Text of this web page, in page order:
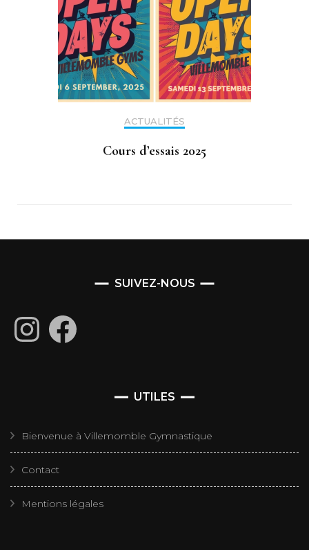
ACTUALITÉS
Cours d’essais 2025
SUIVEZ-NOUS
InstagramFacebook
UTILES
Bienvenue à Villemomble Gymnastique
Contact
Mentions légales